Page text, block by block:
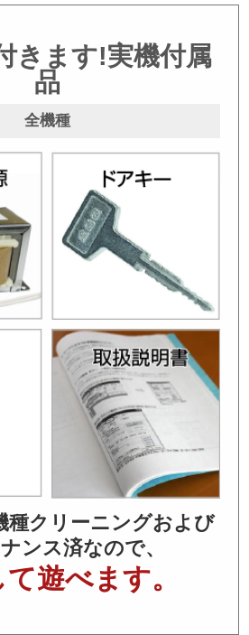
きます!実機付属
品
全機種
種クリーニングおよび
ンス済なので、
遊べます。